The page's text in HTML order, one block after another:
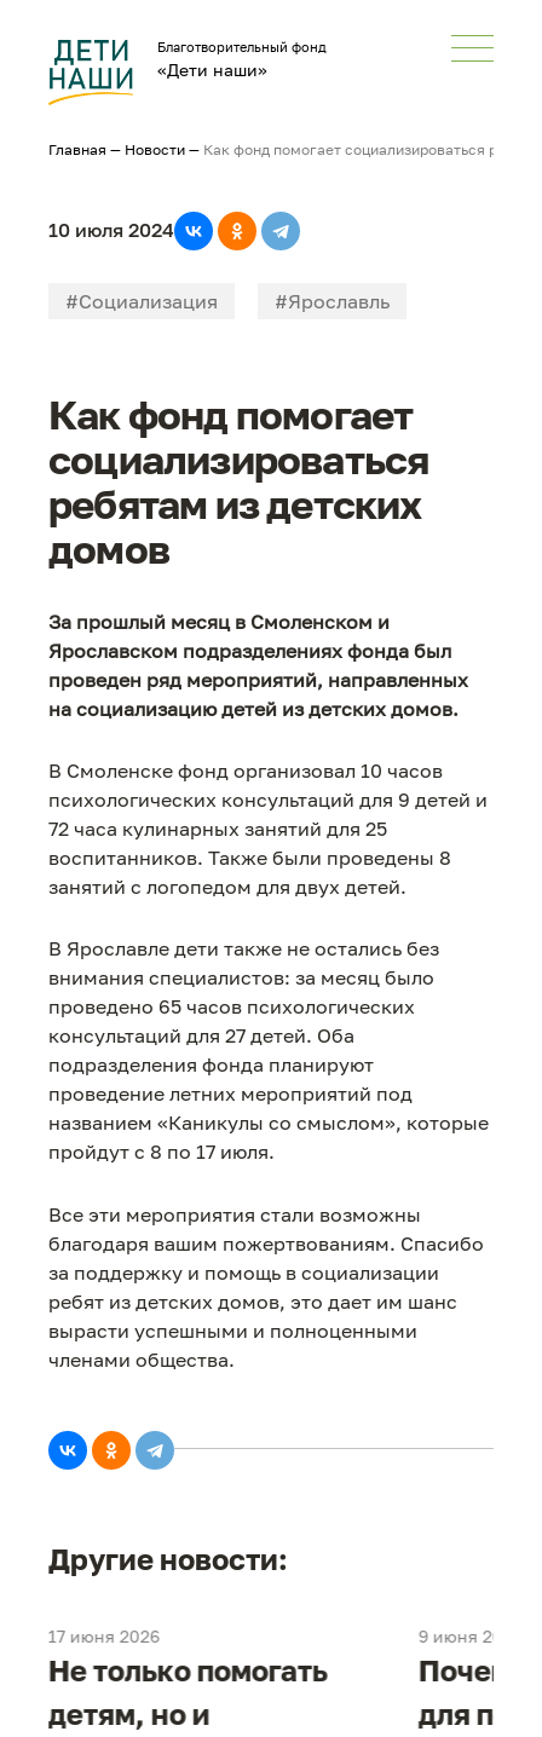
Благотворительный фонд
«Дети наши»
Главная — Новости — Как фонд помогает социализироваться
10 июля 2024
#Социализация #Ярославль
Как фонд помогает
социализироваться
ребятам из детских
домов
За прошлый месяц в Смоленском и
Ярославском подразделениях фонда был
проведен ряд мероприятий, направленных
на социализацию детей из детских домов.
В Смоленске фонд организовал 10 часов
психологических консультаций для 9 детей и
72 часа кулинарных занятий для 25
воспитанников. Также были проведены 8
занятий с логопедом для двух детей.
В Ярославле дети также не остались без
внимания специалистов: за месяц было
проведено 65 часов психологических
консультаций для 27 детей. Оба
подразделения фонда планируют
проведение летних мероприятий под
названием «Каникулы со смыслом», которые
пройдут с 8 по 17 июля.
Все эти мероприятия стали возможны
благодаря вашим пожертвованиям. Спасибо
за поддержку и помощь в социализации
ребят из детских домов, это дает им шанс
вырасти успешными и полноценными
членами общества.
Другие новости:
17 июня 2026
Не только помогать
детям, но и
9 июня 2026
Почему
для